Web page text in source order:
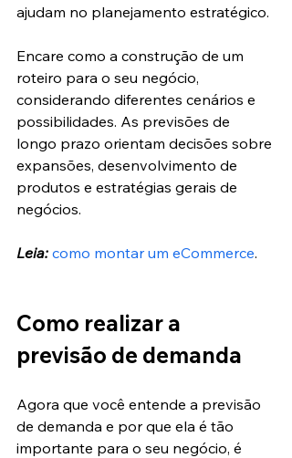
ajudam no planejamento estratégico.
Encare como a construção de um
roteiro para o seu negócio,
considerando diferentes cenários e
possibilidades. As previsões de
longo prazo orientam decisões sobre
expansões, desenvolvimento de
produtos e estratégias gerais de
negócios.
Leia: como montar um eCommerce.
Como realizar a
previsão de demanda
Agora que você entende a previsão
de demanda e por que ela é tão
importante para o seu negócio, é